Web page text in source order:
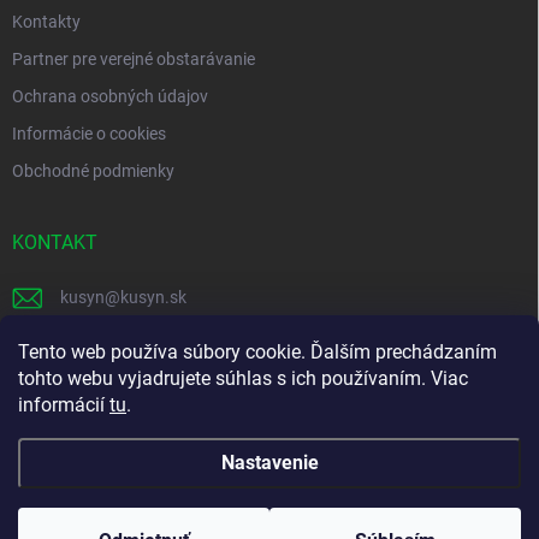
Tento web používa súbory cookie. Ďalším prechádzaním
tohto webu vyjadrujete súhlas s ich používaním. Viac
informácií tu.
Nastavenie
Kontakty
Partner pre verejné obstarávanie
Ochrana osobných údajov
Informácie o cookies
Obchodné podmienky
KONTAKT
kusyn@kusyn.sk
+421 903 445 999
labtech_svk
Copyright 2026 . Všetky práva vyhradené.